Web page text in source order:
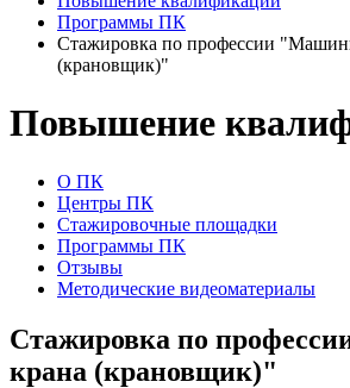
Программы ПК
Стажировка по профессии
(крановщик)"
Повышение
О ПК
Центры ПК
Стажировочные площадки
Программы ПК
Отзывы
Методические видеоматериалы
Стажировка по
крана (крановщик)"